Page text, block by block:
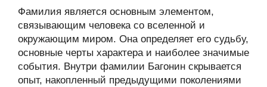
Фамилия является основным элементом,
связывающим человека со вселенной и
окружающим миром. Она определяет его судьбу,
основные черты характера и наиболее значимые
события. Внутри фамилии Багонин скрывается
опыт, накопленный предыдущими поколениями